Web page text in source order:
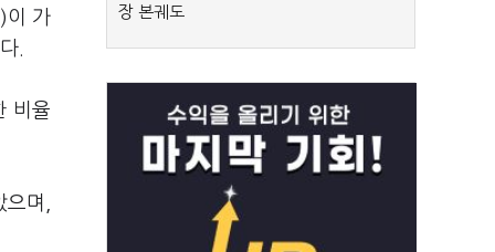
이 가
.
비율
며,
장 본궤도